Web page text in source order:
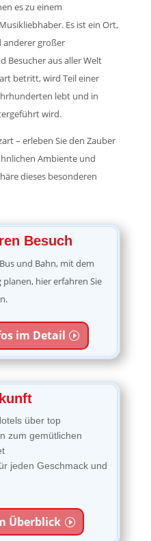
es zu einem
Es ist ein Ort,
anderer großer
Besucher aus aller Welt
betritt, wird Teil einer
lebt und in
wird.
– erleben Sie den Zauber
Ambiente und
dieses besonderen
Besuch
und Bahn, mit dem
hier erfahren Sie
im Detail
über top
zum gemütlichen
jeden Geschmack und
Überblick